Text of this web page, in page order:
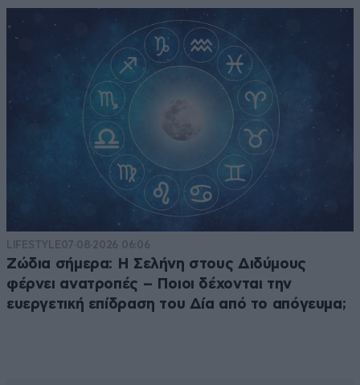
LIFESTYLE07·08·2026 06:06
Ζώδια σήμερα: Η Σελήνη στους Διδύμους
φέρνει ανατροπές – Ποιοι δέχονται την
ευεργετική επίδραση του Δία από το απόγευμα;